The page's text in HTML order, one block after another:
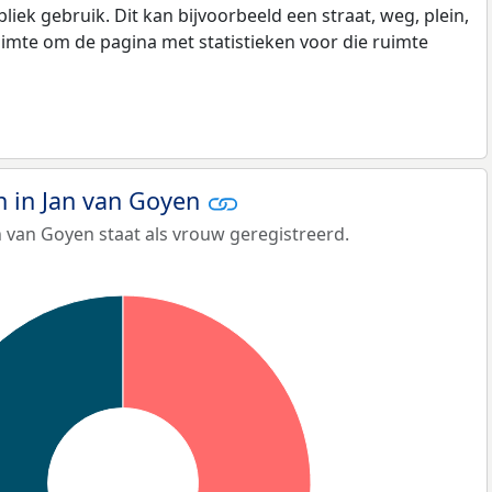
gebruik. Dit kan bijvoorbeeld een straat, weg, plein,
om de pagina met statistieken voor die ruimte
Jan van Goyen
van Goyen staat als vrouw geregistreerd.